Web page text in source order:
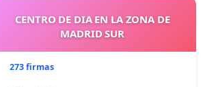
CENTRO DE DIA EN LA ZONA DE
MADRID SUR
273 firmas